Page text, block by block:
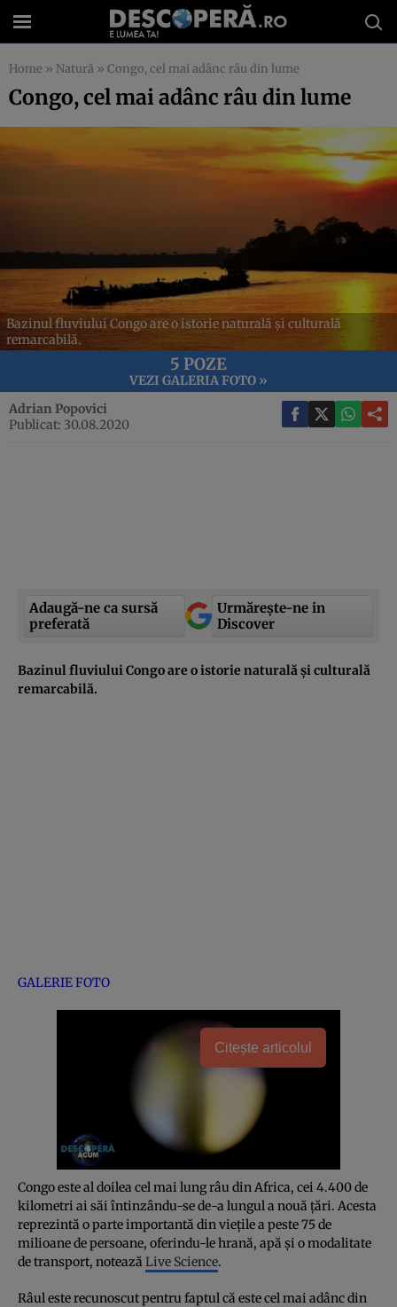
Home » Natură » Congo, cel mai adânc râu din lume
Congo, cel mai adânc râu din lume
Bazinul fluviului Congo are o istorie naturală și culturală
remarcabilă.
5 POZE
VEZI GALERIA FOTO »
Adrian Popovici
Publicat: 30.08.2020
Adaugă-ne ca sursă
preferată
Urmărește-ne in
Discover
Bazinul fluviului Congo are o istorie naturală și culturală
remarcabilă.
GALERIE FOTO
Citește articolul
Congo este al doilea cel mai lung râu din Africa, cei 4.400 de
kilometri ai săi întinzându-se de-a lungul a nouă țări. Acesta
reprezintă o parte importantă din viețile a peste 75 de
milioane de persoane, oferindu-le hrană, apă și o modalitate
de transport, notează Live Science.
Râul este recunoscut pentru faptul că este cel mai adânc din